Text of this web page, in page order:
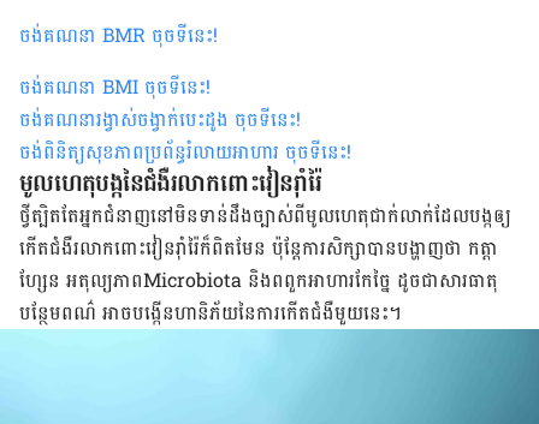
ចង់គណនា BMR ចុចទីនេះ!
ចង់គណនា BMI ចុចទីនេះ!
ចង់គណនារង្វាស់ចង្វាក់បេះដូង ចុចទីនេះ!
ចង់ពិនិត្យសុខភាពប្រព័ន្ធរំលាយអាហារ ចុចទីនេះ!
​មូលហេតុ​បង្ក​នៃ​​​ជំងឺ​រលាក​ពោះវៀន​រ៉ាំរ៉ៃ
ថ្វី​ត្បិត​តែ​​អ្នក​ជំនាញ​នៅ​មិន​ទាន់​ដឹង​ច្បាស់​ពី​មូលហេតុ​ជាក់លាក់​ដែល​បង្ក​ឲ្យ​
កើត​ជំងឺ​រលាក​ពោះវៀន​រ៉ាំរ៉ៃ​ក៏​ពិត​មែន​ ប៉ុន្តែ​ការ​សិក្សា​បាន​បង្ហាញ​ថា កត្តា​
ហ្សែន​ អតុល្យភាព​Microbiota និង​ពពួក​អាហារ​​កែច្នៃ ដូចជា​​សារធាតុ​
បន្ថែម​ពណ៌​​ អាច​បង្កើន​ហានិភ័យ​នៃ​ការ​កើត​ជំងឺ​មួយ​នេះ។